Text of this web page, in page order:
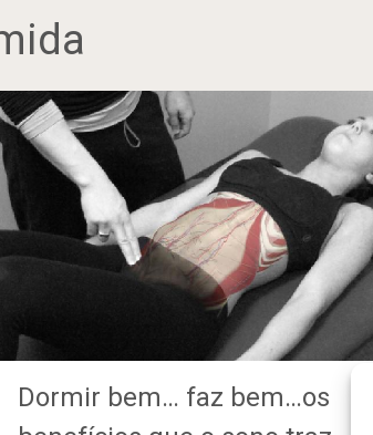
Dormir bem… faz bem…os